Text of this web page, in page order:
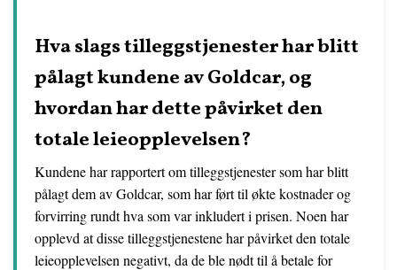
Hva slags tilleggstjenester har blitt
pålagt kundene av Goldcar, og
hvordan har dette påvirket den
totale leieopplevelsen?
Kundene har rapportert om tilleggstjenester som har blitt
pålagt dem av Goldcar, som har ført til økte kostnader og
forvirring rundt hva som var inkludert i prisen. Noen har
opplevd at disse tilleggstjenestene har påvirket den totale
leieopplevelsen negativt, da de ble nødt til å betale for